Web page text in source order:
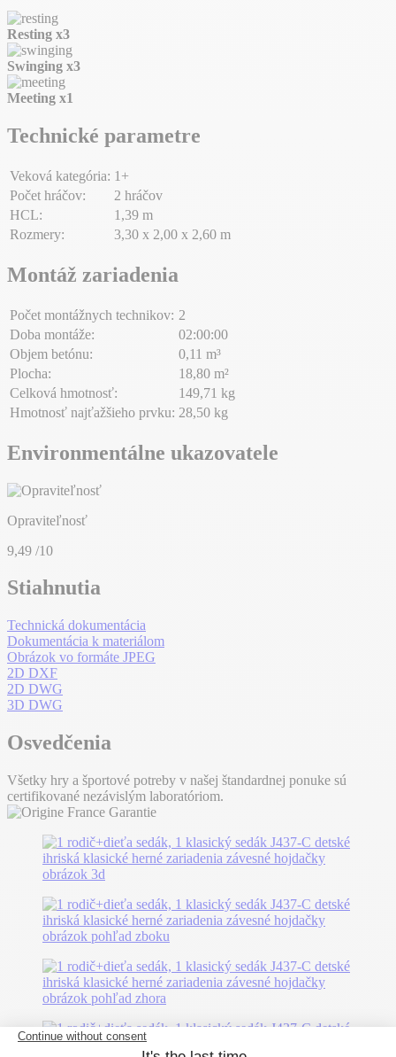
Resting x3
Swinging x3
Meeting x1
Technické parametre
Veková kategória: 1+
Počet hráčov:
2 hráčov
HCL:
1,39 m
Rozmery:
3,30 x 2,00 x 2,60 m
Montáž zariadenia
Počet montážnych technikov: 2
Doba montáže:
02:00:00
Objem betónu:
0,11 m³
Plocha:
18,80 m²
Celková hmotnosť:
149,71 kg
Hmotnosť najťažšieho prvku: 28,50 kg
Environmentálne ukazovatele
Opraviteľnosť
9,49 /10
Stiahnutia
Technická dokumentácia
Dokumentácia k materiálom
Obrázok vo formáte JPEG
2D DXF
2D DWG
3D DWG
Osvedčenia
Všetky hry a športové potreby v našej štandardnej ponuke sú
certifikované nezávislým laboratóriom.